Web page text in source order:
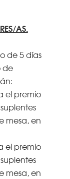
AS.
de 5 días
de
el premio
mesa, en
el premio
mesa, en